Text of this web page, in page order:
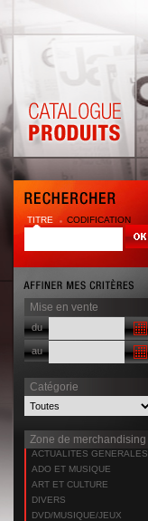
TITRE CODIFICATION
Mise en vente
du
au
Catégorie
Zone de merchandising
ACTUALITES GENERALES
ADO ET MUSIQUE
ART ET CULTURE
DIVERS
DVD/MUSIQUE/JEUX